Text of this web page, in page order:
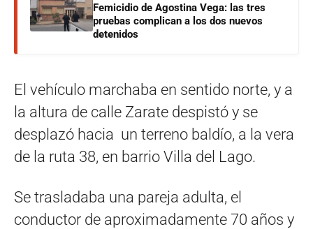
Femicidio de Agostina Vega: las tres
pruebas complican a los dos nuevos
detenidos
El vehículo marchaba en sentido norte, y a
la altura de calle Zarate despistó y se
desplazó hacia un terreno baldío, a la vera
de la ruta 38, en barrio Villa del Lago.
Se trasladaba una pareja adulta, el
conductor de aproximadamente 70 años y